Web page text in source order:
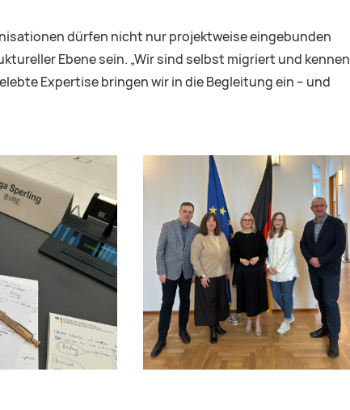
dürfen nicht nur projektweise eingebunden
Ebene sein. „Wir sind selbst migriert und kennen
Expertise bringen wir in die Begleitung ein – und